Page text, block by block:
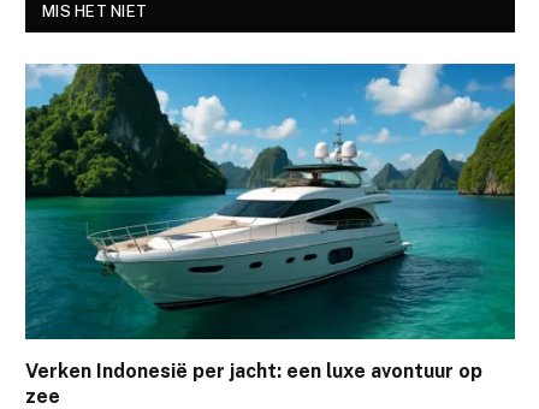
MIS HET NIET
Verken Indonesië per jacht: een luxe avontuur op
zee